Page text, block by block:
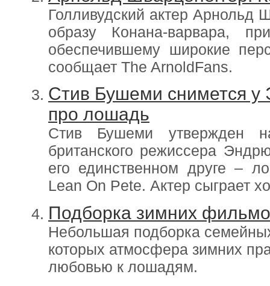
Голливудский актер Арнольд
образу Конана-варвара,
обеспечившему широкие
сообщает The ArnoldFans.
Стив Бушеми снимется
про лошадь
Стив Бушеми утвержден
британского режиссера
его единственном друге –
Lean On Pete. Актер сыграет
Подборка зимних
Небольшая подборка
которых атмосфера зимних
любовью к лошадям.